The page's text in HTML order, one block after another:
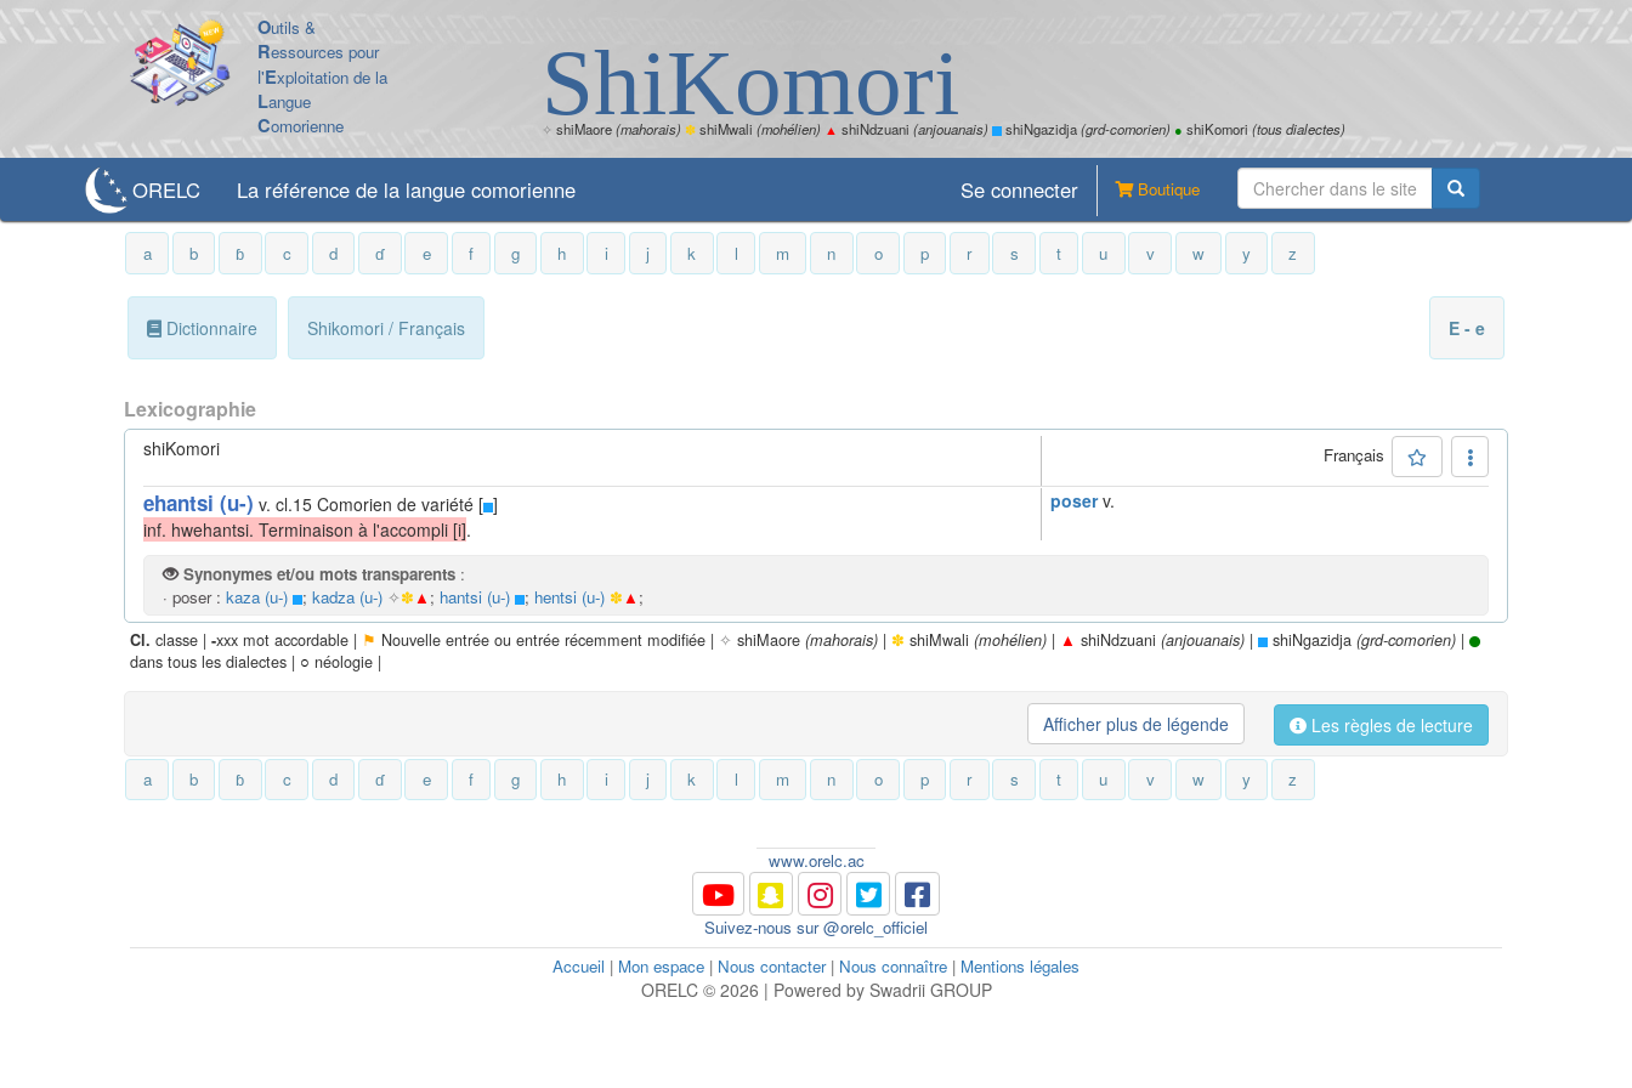
Outils &
Ressources pour
l'Exploitation de la
Langue
Comorienne ShiKomori
✧ shiMaore(mahorais) ✽shiMwali (mohélien) ▲ shiNdzuani (anjouanais) shiNgazidja(grd-comorien) ● shiKomori (tous dialectes)
ORELC La référence de la langue comorienne Boutique
Se connecter
a b ɓ c d ɗ e f g h i j k l m n o p r s t u v w y z
Dictionnaire Shikomori / Français E - e
Lexicographie
shiKomori Français
ehantsi (u-) v. cl.15 Comorien de variété [ ]
inf. hwehantsi. Terminaison à l'accompli [i].
poser v.
Synonymes et/ou mots transparents :
· poser : kaza (u-) ; kadza (u-) ✧✽ ▲ ; hantsi (u-) ; hentsi (u-) ✽ ▲ ;
Cl. classe | -xxx mot accordable | ⚑ Nouvelle entrée ou entrée récemment modifiée | ✧ shiMaore (mahorais) | ✽ shiMwali (mohélien) | ▲ shiNdzuani (anjouanais) | shiNgazidja (grd-comorien) |
dans tous les dialectes | ○ néologie |
Les règles de lecture
Afficher plus de légende
a b ɓ c d ɗ e f g h i j k l m n o p r s t u v w y z
www.orelc.ac
Suivez-nous sur @orelc_officiel
Accueil | Mon espace | Nous contacter| Nous connaître | Mentions légales
ORELC © 2026 | Powered by Swadrii GROUP